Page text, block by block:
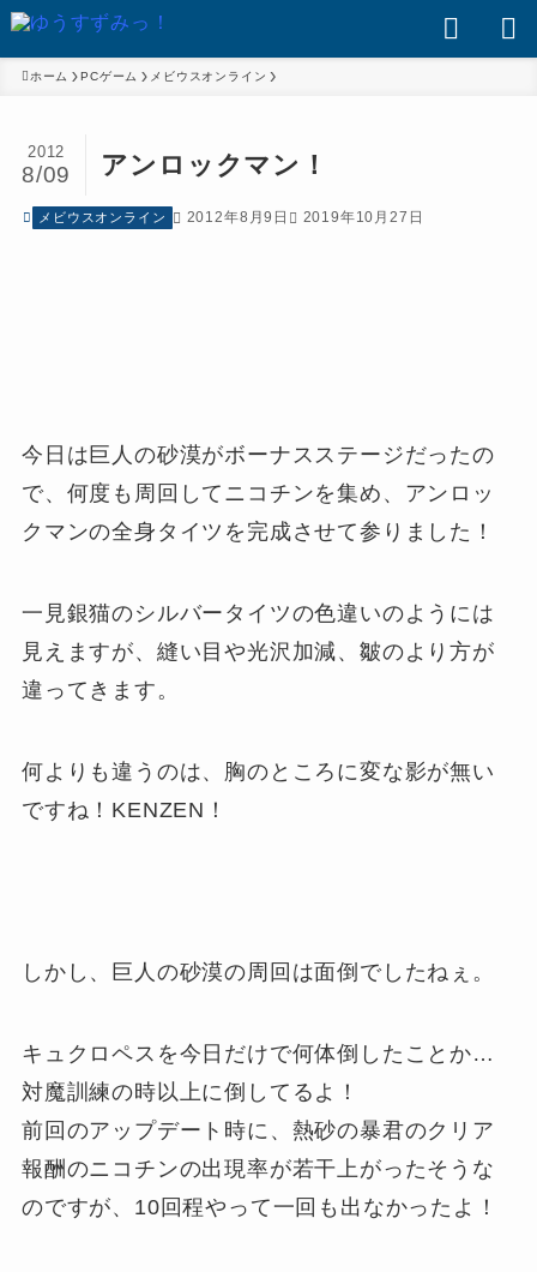
ホーム PCゲーム メビウスオンライン
アンロックマン！
2012
8/09
メビウスオンライン 2012年8月9日 2019年10月27日
今日は巨人の砂漠がボーナスステージだったの
で、何度も周回してニコチンを集め、アンロッ
クマンの全身タイツを完成させて参りました！
一見銀猫のシルバータイツの色違いのようには
見えますが、縫い目や光沢加減、皺のより方が
違ってきます。
何よりも違うのは、胸のところに変な影が無い
ですね！KENZEN！
しかし、巨人の砂漠の周回は面倒でしたねぇ。
キュクロペスを今日だけで何体倒したことか…
対魔訓練の時以上に倒してるよ！
前回のアップデート時に、熱砂の暴君のクリア
報酬のニコチンの出現率が若干上がったそうな
のですが、10回程やって一回も出なかったよ！